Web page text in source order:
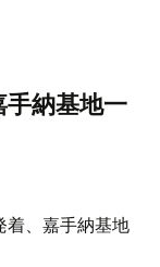
納基地一
着、嘉手納基地